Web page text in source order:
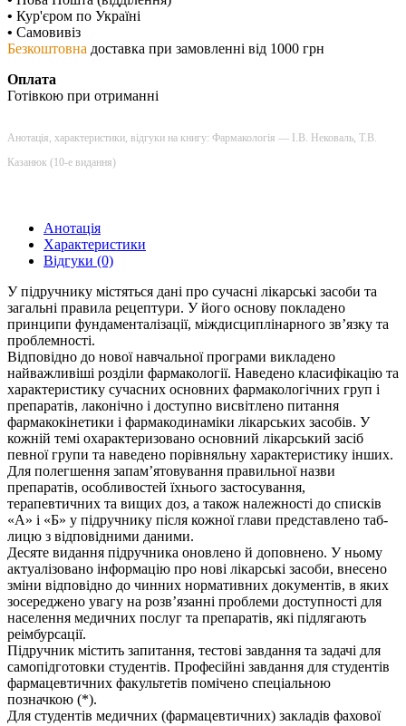
• Кур'єром по Україні
• Самовивіз
Безкоштовна доставка при замовленні від 1000 грн
Оплата
Готівкою при отриманні
Анотація, характеристики, відгуки на книгу: Фармакологія — І.В. Нековаль, Т.В.
Казанюк (10-е видання)
Анотація
Характеристики
Відгуки (0)
У підручнику містяться дані про сучасні лікар­ські засоби та
загальні правила рецептури. У його основу покладено
принципи фундаменталізації, міждисциплінарного зв’язку та
проблемності.
Відповідно до нової навчальної програми викладено
найважливіші розділи фармакології. Наведено класифікацію та
характеристику сучасних основ­них фармакологічних груп і
препаратів, лаконічно і доступно ви­світлено питання
фармакокінетики і фармакодинаміки лікарських засобів. У
кожній темі охарактеризовано основний лікарський засіб
певної групи та наведено порівняльну характеристику інших.
Для полегшення запам’ятовування правильної назви
препаратів, особ­ливостей їхнього застосування,
терапевтичних та вищих доз, а також належності до списків
«А» і «Б» у підручнику після кожної глави представлено таб­
лицю з відповідними даними.
Десяте видання підручника оновлено й доповнено. У ньому
актуалізовано інформацію про нові лікарські засоби, внесено
зміни відповідно до чинних нормативних документів, в яких
зосереджено увагу на розв’язанні проблеми доступності для
населення медичних послуг та препаратів, які підлягають
реімбурсації.
Підручник містить запитання, тестові завдання та задачі для
самопідготов­ки студентів. Професійні завдання для студентів
фармацевтичних факультетів помічено спеціальною
позначкою (*).
Для студентів медичних (фармацевтичних) закладів фахової